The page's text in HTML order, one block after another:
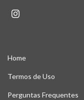
Home
Termos de Uso
Perguntas Frequentes